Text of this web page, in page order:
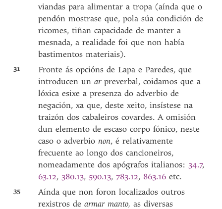
viandas para alimentar a tropa (aínda que o
pendón mostrase que, pola súa condición de
ricomes, tiñan capacidade de manter a
mesnada, a realidade foi que non había
bastimentos materiais).
31
Fronte ás opcións de Lapa e Paredes, que
introducen unarpreverbal, coidamos que a
lóxica esixe a presenza do adverbio de
negación, xa que, deste xeito, insístese na
traizón dos cabaleiros covardes. A omisión
dun elemento de escaso corpo fónico, neste
caso o adverbionon, é relativamente
frecuente ao longo dos cancioneiros,
nomeadamente dos apógrafos italianos: 34.7,
63.12, 380.13, 590.13,783.12, 863.16 etc.
35
Aínda que non foron localizados outros
rexistros dearmar manto,as diversas